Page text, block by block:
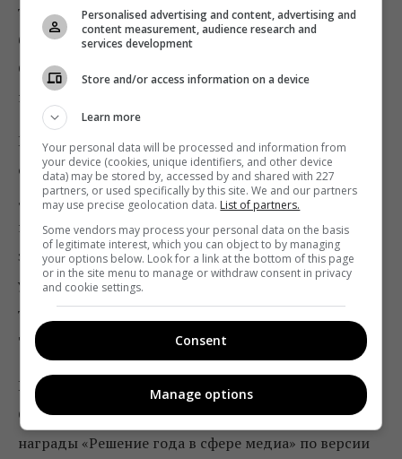
требования пользователя, не может быть
бесплатным или постоянно субсидироваться.
Сервис будет платным, и это не будет мешать
наслаждаться качеством.
В COSMONOVA|NET комментируют сотрудничество
с
KIVI так: «Мы давно создаем умные продукты
для телевизионного рынка, стратегически работаем
на опережение. Следим за трендами, не пропускаем
значительных отраслевых событий в лице
участников, партнеров, спикеров», – отметил
технический директор компании-разработчика
Тарас Козачук
В 2019-м
разработка ОТТ-платформы для KIVI
COSMONOVA|NET стала лауреатом престижной
награды «Решение года в сфере медиа» по версии
Personalised advertising and content, advertising and
content measurement, audience research and
services development
Store and/or access information on a device
Learn more
Your personal data will be processed and information from
your device (cookies, unique identifiers, and other device
data) may be stored by, accessed by and shared with 227
partners, or used specifically by this site. We and our partners
may use precise geolocation data. List of partners.
Some vendors may process your personal data on the basis
of legitimate interest, which you can object to by managing
your options below. Look for a link at the bottom of this page
or in the site menu to manage or withdraw consent in privacy
and cookie settings.
Consent
Manage options